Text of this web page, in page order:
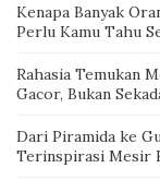
Kenapa Banyak
Perlu Kamu Tahu
Rahasia Temukan
Gacor, Bukan
Dari Piramida ke
Terinspirasi Mesir